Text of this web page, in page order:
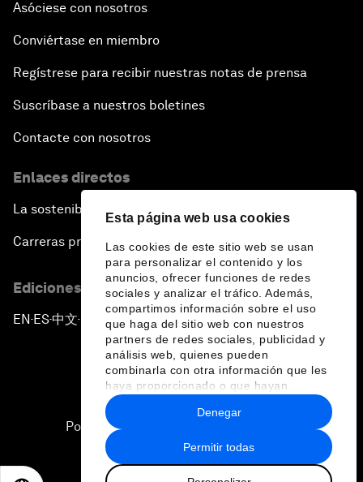
Esta página web usa cookies
Las cookies de este sitio web se usan
para personalizar el contenido y los
anuncios, ofrecer funciones de redes
sociales y analizar el tráfico. Además,
compartimos información sobre el uso
que haga del sitio web con nuestros
partners de redes sociales, publicidad y
análisis web, quienes pueden
combinarla con otra información que les
haya proporcionado o que hayan
recopilado a partir del uso que haya
hecho de sus servicios.
Permitir todas
Denegar
Asóciese con nosotros
Conviértase en miembro
Regístrese para recibir nuestras notas de prensa
Suscríbase a nuestros boletines
Contacte con nosotros
Enlaces directos
La sostenibilidad en el Foro
Carreras profesionales
Ediciones en otros idiomas
EN ▪ES▪中文▪ 日本語
Política de privacidad y normas de uso
Sitemap